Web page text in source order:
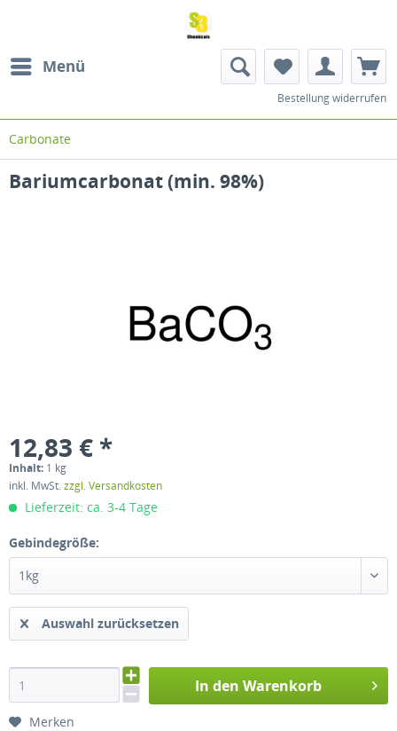
Menü
Bestellung widerrufen
Carbonate
Bariumcarbonat (min. 98%)
12,83 € *
Inhalt: 1 kg
inkl. MwSt.zzgl. Versandkosten
Lieferzeit: ca. 3-4 Tage
Gebindegröße:
1kg
Auswahl zurücksetzen
In den Warenkorb
Merken